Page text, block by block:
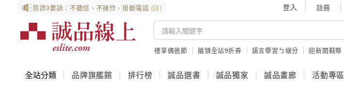
防詐3要訣：不聽信、不操作、掛斷電話 (詳) 登入 註冊
禮享偶爸節 搶領全站9折券 語言學習ㄅ級分 迎新開鞋祭
全站分類 品牌旗艦館 排行榜 誠品選書 誠品獨家 誠品畫廊 活動專區